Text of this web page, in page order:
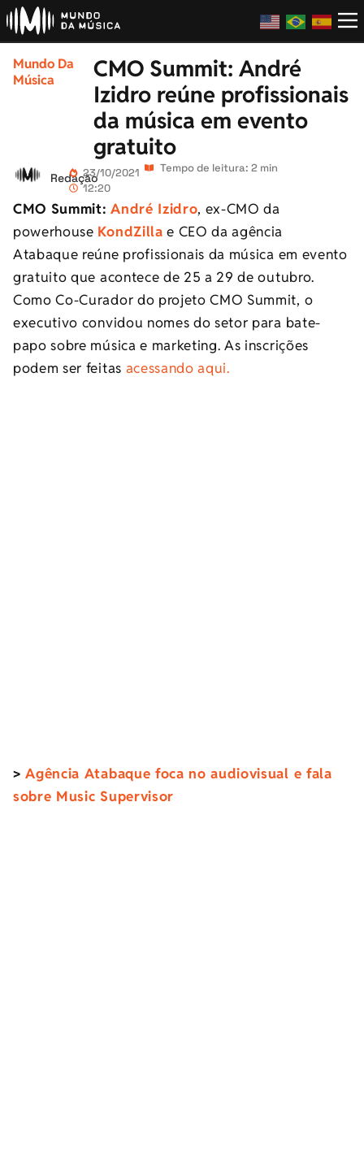
Mundo Da
Música
CMO Summit: André
Izidro reúne profissionais
da música em evento
gratuito
Redação23/10/2021
12:20
Tempo de leitura: 2 min
CMO Summit: André Izidro, ex-CMO da
powerhouse KondZilla e CEO da agência
Atabaque reúne profissionais da música em evento
gratuito que acontece de 25 a 29 de outubro.
Como Co-Curador do projeto CMO Summit, o
executivo convidou nomes do setor para bate-
papo sobre música e marketing. As inscrições
podem ser feitas acessando aqui.
>Agência Atabaque foca no audiovisual e fala
sobre Music Supervisor